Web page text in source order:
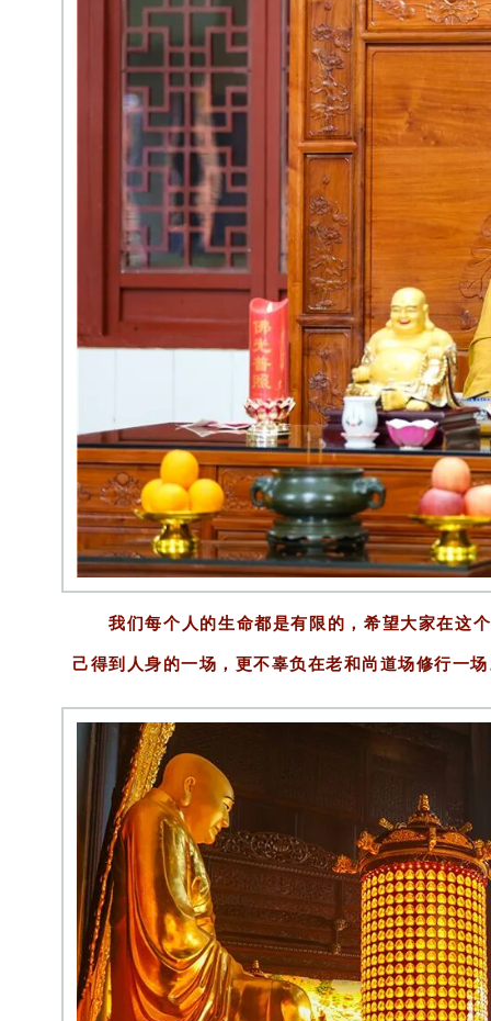
我们每个人的生命都是有限的，希望大家在这
己得到人身的一场，更不辜负在老和尚道场修行一